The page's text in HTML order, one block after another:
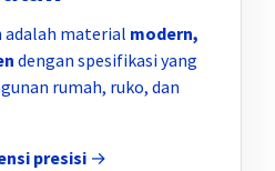
adalah material modern,
dengan spesifikasi yang
rumah, ruko, dan
presisi →